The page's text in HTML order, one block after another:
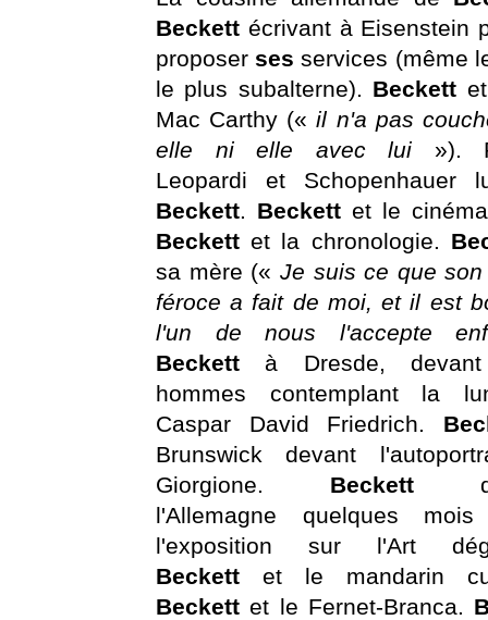
Beckett écrivant à Eisenstein
proposer sesservices (même
le plus subalterne). Beckett
Mac Carthy (« il n'a pas
elle ni elle avec lui »).
Leopardi et Schopenhauer
Beckett. Beckett et le
Beckettet la chronologie.
sa mère (« Je suis ce que son
féroce a fait de moi, et il est
l'un de nous l'accepte
Beckett à Dresde,
hommes contemplant la
Caspar David Friedrich.
Brunswick devant
Giorgione. Beckett
l'Allemagne quelques
l'exposition sur l'Art
Beckett et le mandarin
Beckettet le Fernet-Branca.